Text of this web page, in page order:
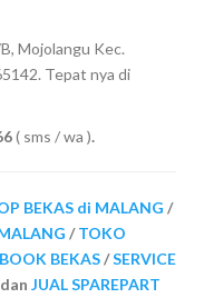
Mojolangu Kec.
Tepat nya di
( sms / wa ).
BEKAS di MALANG /
/TOKO
BEKAS/SERVICE
JUAL SPAREPART